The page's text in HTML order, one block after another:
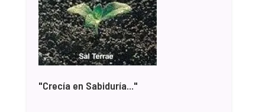
"Crecía en Sabiduría..."